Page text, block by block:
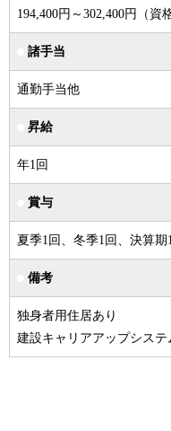
194,400円～302,400円（資
諸手当
通勤手当他
昇給
年1回
賞与
夏季1回、冬季1回、決算期
備考
独身者用住居あり
建設キャリアアップシス